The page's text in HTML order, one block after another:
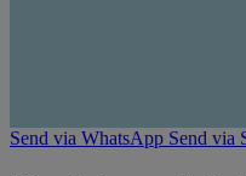
Send via WhatsApp Send via